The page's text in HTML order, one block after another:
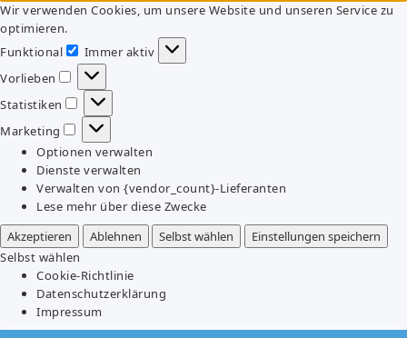
Wir verwenden Cookies, um unsere Website und unseren Service zu
optimieren.
Funktional
Funktional
Immer aktiv
Vorlieben
Vorlieben
Statistiken
Statistiken
Marketing
Marketing
Optionen verwalten
Dienste verwalten
Verwalten von {vendor_count}-Lieferanten
Lese mehr über diese Zwecke
Akzeptieren
Ablehnen Selbst wählen
Einstellungen speichern
Selbst wählen
Cookie-Richtlinie
Datenschutzerklärung
Impressum